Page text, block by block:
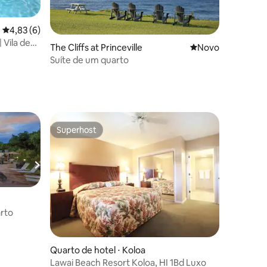
4,83 de uma avaliação média de 5, 6 avaliações
4,83 (6)
Vila de
The Cliffs at Princeville Novo lugar para
Novo
Suíte de um quarto
Superhost
Superhost
Quarto de hotel ⋅ Koloa
Lawai Beach Resort Koloa, HI 1Bd Luxo